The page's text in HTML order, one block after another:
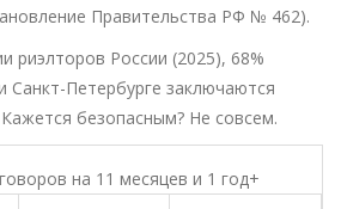
Правительства РФ № 462).
риэлторов России (2025), 68%
Санкт-Петербурге заключаются
безопасным? Не совсем.
на 11 месяцев и 1 год+